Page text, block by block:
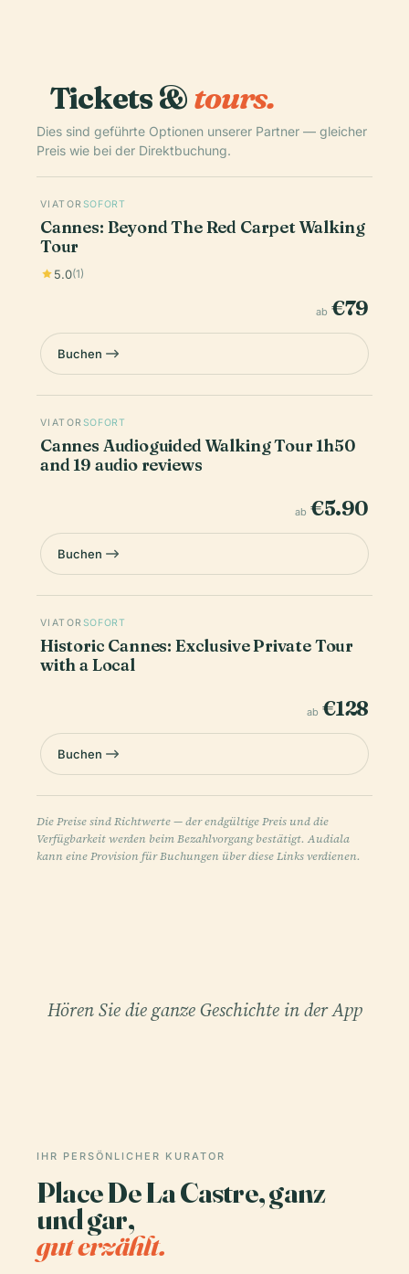
Tickets &tours.
Dies sind geführte Optionen unserer Partner — gleicher
Preis wie bei der Direktbuchung.
VIATOR SOFORT
Cannes: Beyond The Red Carpet Walking
Tour
5.0(1)
ab €79
Buchen
VIATOR SOFORT
Cannes Audioguided Walking Tour 1h50
and 19 audio reviews
ab €5.90
Buchen
VIATOR SOFORT
Historic Cannes: Exclusive Private Tour
with a Local
ab €128
Buchen
Die Preise sind Richtwerte — der endgültige Preis und die
Verfügbarkeit werden beim Bezahlvorgang bestätigt. Audiala
kann eine Provision für Buchungen über diese Links verdienen.
Hören Sie die ganze Geschichte in der App
IHR PERSÖNLICHER KURATOR
Place De La Castre, ganz
und gar,
gut erzählt.